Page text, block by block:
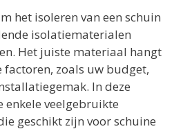
het isoleren van een schuin
isolatiematerialen
Het juiste materiaal hangt
factoren, zoals uw budget,
In deze
enkele veelgebruikte
geschikt zijn voor schuine